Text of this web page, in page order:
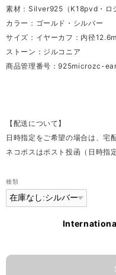
素材：Silver925（K18pvd・ロ
カラー：ゴールド・シルバー
サイズ：イヤーカフ：内径
ストーン：ジルコニア
商品管理番号：925microzc-
【配送について】
日時指定をご希望の場合は、宅
ネコポスはポスト投函（日時指
種類